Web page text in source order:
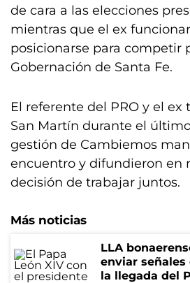
de cara a las elecciones
mientras que el ex
posicionarse para competir
Gobernación de Santa Fe.
El referente del PRO y el
San Martín durante el
gestión de Cambiemos
encuentro y difundieron en
decisión de trabajar juntos.
Más noticias
LLA
enviar señales
la llegada del